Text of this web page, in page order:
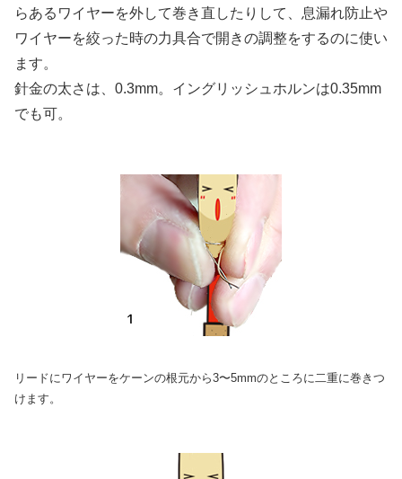
らあるワイヤーを外して巻き直したりして、息漏れ防止や
ワイヤーを絞った時の力具合で開きの調整をするのに使い
ます。
針金の太さは、0.3mm。イングリッシュホルンは0.35mm
でも可。
リードにワイヤーをケーンの根元から3〜5mmのところに二重に巻きつ
けます。